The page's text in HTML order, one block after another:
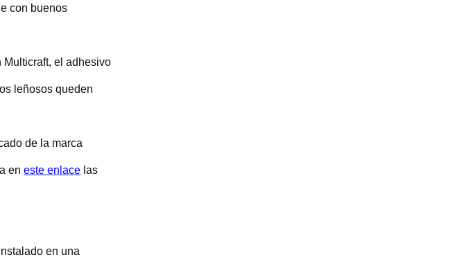
con buenos
Multicraft, el adhesivo
leñosos queden
de la marca
eneste enlace las
en una